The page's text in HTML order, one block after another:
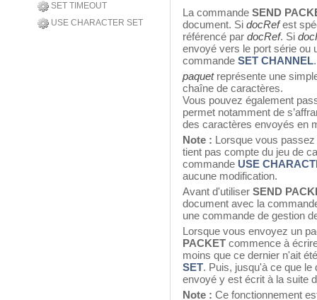
SET TIMEOUT
USE CHARACTER SET
La commande SEND
document. Si docRefest
référencé par docRef. Si
envoyé vers le port série ou
commande SET CHANNEL.
paquetreprésente une
chaîne de caractères.
Vous pouvez également
permet notamment de
des caractères envoyés en
Note : Lorsque vous
tient pas compte du jeu de
commande USE
aucune modification.
Avant d'utiliser SEND
document avec la
une commande de gestion
Lorsque vous envoyez un
PACKET commence à
moins que ce dernier n'ait
SET. Puis, jusqu'à ce que
envoyé y est écrit à la suite
Note : Ce fonctionnement